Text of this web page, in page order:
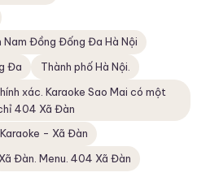
Nam Đồng Đống Đa Hà Nội
Đa
Thành phố Hà Nội.
xác. Karaoke Sao Mai có một
404 Xã Đàn
- Xã Đàn
Xã Đàn. Menu. 404 Xã Đàn